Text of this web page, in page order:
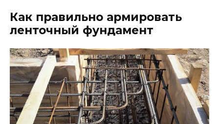
Как правильно армировать
ленточный фундамент